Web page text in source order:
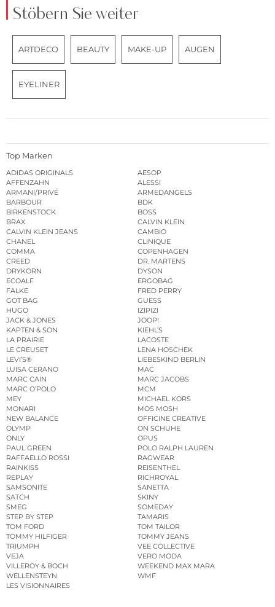
Stöbern Sie weiter
ARTDECO BEAUTY MAKE-UP AUGEN
EYELINER
Top Marken
ADIDAS ORIGINALS
AESOP
AFFENZAHN
ALESSI
ARMANI/PRIVÉ
ARMEDANGELS
BARBOUR
BDK
BIRKENSTOCK
BOSS
BRAX
CALVIN KLEIN
CALVIN KLEIN JEANS
CAMBIO
CHANEL
CLINIQUE
COMMA
COPENHAGEN
CREED
DR. MARTENS
DRYKORN
DYSON
ECOALF
ERGOBAG
FALKE
FRED PERRY
GOT BAG
GUESS
HUGO
IZIPIZI
JACK & JONES
JOOP!
KAPTEN & SON
KIEHL’S
LA PRAIRIE
LACOSTE
LE CREUSET
LENA HOSCHEK
LEVI’S®
LIEBESKIND BERLIN
LUISA CERANO
MAC
MARC CAIN
MARC JACOBS
MARC O’POLO
MCM
MEY
MICHAEL KORS
MONARI
MOS MOSH
NEW BALANCE
OFFICINE CREATIVE
OLYMP
ON SCHUHE
ONLY
OPUS
PAUL GREEN
POLO RALPH LAUREN
RAFFAELLO ROSSI
RAGWEAR
RAINKISS
REISENTHEL
REPLAY
RICHROYAL
SAMSONITE
SANETTA
SATCH
SKINY
SMEG
SOMEDAY
STEP BY STEP
TAMARIS
TOM FORD
TOM TAILOR
TOMMY HILFIGER
TOMMY JEANS
TRIUMPH
VEE COLLECTIVE
VEJA
VERO MODA
VILLEROY & BOCH
WEEKEND MAX MARA
WELLENSTEYN
WMF
LES VISIONNAIRES